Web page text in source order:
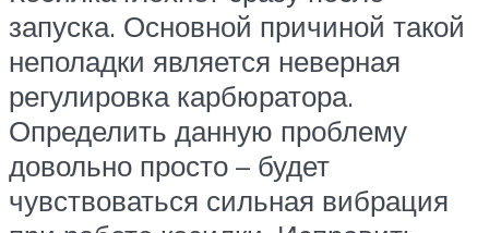
запуска. Основной причиной такой
неполадки является неверная
регулировка карбюратора.
Определить данную проблему
довольно просто – будет
чувствоваться сильная вибрация